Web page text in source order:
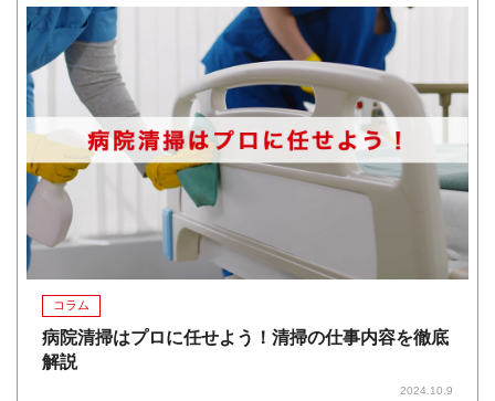
コラム
病院清掃はプロに任せよう！清掃の仕事内容を徹底
解説
2024.10.9